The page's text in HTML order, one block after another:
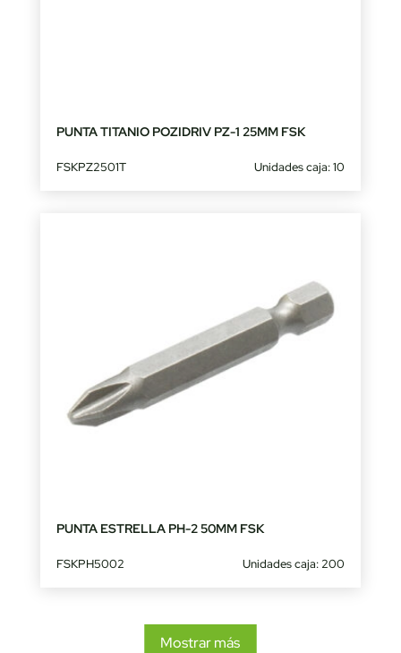
PUNTA TITANIO POZIDRIV PZ-1 25MM FSK
FSKPZ2501T Unidades caja: 10
PUNTA ESTRELLA PH-2 50MM FSK
FSKPH5002 Unidades caja: 200
Mostrar más